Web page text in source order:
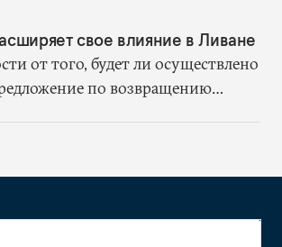
свое влияние в Ливане
от того, будет ли осуществлено
по возвращению